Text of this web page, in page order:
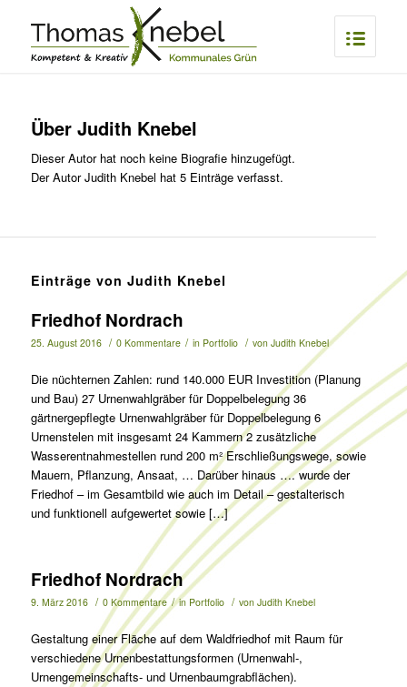
Über Judith Knebel
Dieser Autor hat noch keine Biografie hinzugefügt.
Der AutorJudith Knebel hat 5 Einträge verfasst.
Einträge von Judith Knebel
Friedhof Nordrach
25. August 2016 / 0 Kommentare / in Portfolio / von Judith Knebel
Die nüchternen Zahlen: rund 140.000 EUR Investition (Planung
und Bau) 27 Urnenwahlgräber für Doppelbelegung 36
gärtnergepflegte Urnenwahlgräber für Doppelbelegung 6
Urnenstelen mit insgesamt 24 Kammern 2 zusätzliche
Wasserentnahmestellen rund 200 m² Erschließungswege, sowie
Mauern, Pflanzung, Ansaat, … Darüber hinaus …. wurde der
Friedhof – im Gesamtbild wie auch im Detail – gestalterisch
und funktionell aufgewertet sowie […]
Friedhof Nordrach
9. März 2016 / 0 Kommentare / in Portfolio / von Judith Knebel
Gestaltung einer Fläche auf dem Waldfriedhof mit Raum für
verschiedene Urnenbestattungsformen (Urnenwahl-,
Urnengemeinschafts- und Urnenbaumgrabflächen).